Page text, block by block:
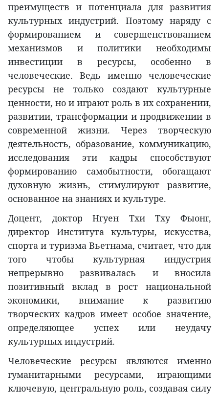
преимуществ и потенциала для развития
культурных индустрий. Поэтому наряду с
формированием и совершенствованием
механизмов и политики необходимы
инвестиции в ресурсы, особенно в
человеческие. Ведь именно человеческие
ресурсы не только создают культурные
ценности, но и играют роль в их сохранении,
развитии, трансформации и продвижении в
современной жизни. Через творческую
деятельность, образование, коммуникацию,
исследования эти кадры способствуют
формированию самобытности, обогащают
духовную жизнь, стимулируют развитие,
основанное на знаниях и культуре.
Доцент, доктор Нгуен Тхи Тху Фыонг,
директор Института культуры, искусства,
спорта и туризма Вьетнама, считает, что для
того чтобы культурная индустрия
непрерывно развивалась и вносила
позитивный вклад в рост национальной
экономики, внимание к развитию
творческих кадров имеет особое значение,
определяющее успех или неудачу
культурных индустрий.
Человеческие ресурсы являются именно
гуманитарными ресурсами, играющими
ключевую, центральную роль, создавая силу